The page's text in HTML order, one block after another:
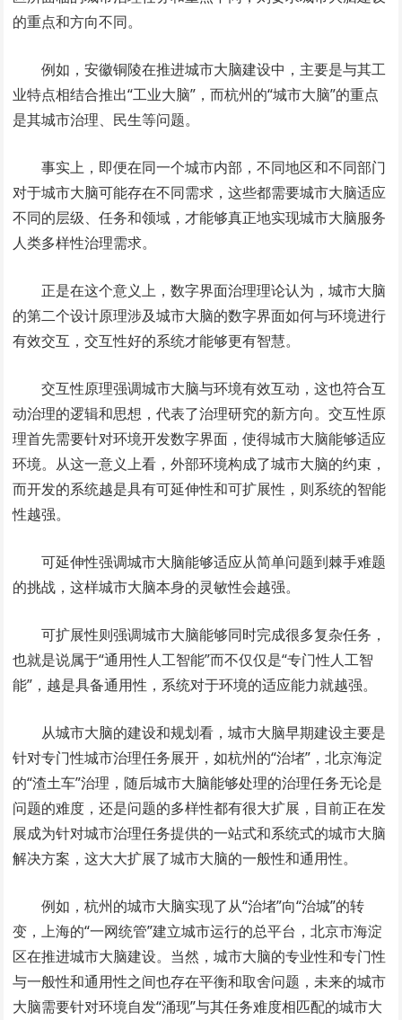
的重点和方向不同。
例如，安徽铜陵在推进城市大脑建设中，主要是与其工
业特点相结合推出“工业大脑”，而杭州的“城市大脑”的重点
是其城市治理、民生等问题。
事实上，即便在同一个城市内部，不同地区和不同部门
对于城市大脑可能存在不同需求，这些都需要城市大脑适应
不同的层级、任务和领域，才能够真正地实现城市大脑服务
人类多样性治理需求。
正是在这个意义上，数字界面治理理论认为，城市大脑
的第二个设计原理涉及城市大脑的数字界面如何与环境进行
有效交互，交互性好的系统才能够更有智慧。
交互性原理强调城市大脑与环境有效互动，这也符合互
动治理的逻辑和思想，代表了治理研究的新方向。交互性原
理首先需要针对环境开发数字界面，使得城市大脑能够适应
环境。从这一意义上看，外部环境构成了城市大脑的约束，
而开发的系统越是具有可延伸性和可扩展性，则系统的智能
性越强。
可延伸性强调城市大脑能够适应从简单问题到棘手难题
的挑战，这样城市大脑本身的灵敏性会越强。
可扩展性则强调城市大脑能够同时完成很多复杂任务，
也就是说属于“通用性人工智能”而不仅仅是“专门性人工智
能”，越是具备通用性，系统对于环境的适应能力就越强。
从城市大脑的建设和规划看，城市大脑早期建设主要是
针对专门性城市治理任务展开，如杭州的“治堵”，北京海淀
的“渣土车”治理，随后城市大脑能够处理的治理任务无论是
问题的难度，还是问题的多样性都有很大扩展，目前正在发
展成为针对城市治理任务提供的一站式和系统式的城市大脑
解决方案，这大大扩展了城市大脑的一般性和通用性。
例如，杭州的城市大脑实现了从“治堵”向“治城”的转
变，上海的“一网统管”建立城市运行的总平台，北京市海淀
区在推进城市大脑建设。当然，城市大脑的专业性和专门性
与一般性和通用性之间也存在平衡和取舍问题，未来的城市
大脑需要针对环境自发“涌现”与其任务难度相匹配的城市大